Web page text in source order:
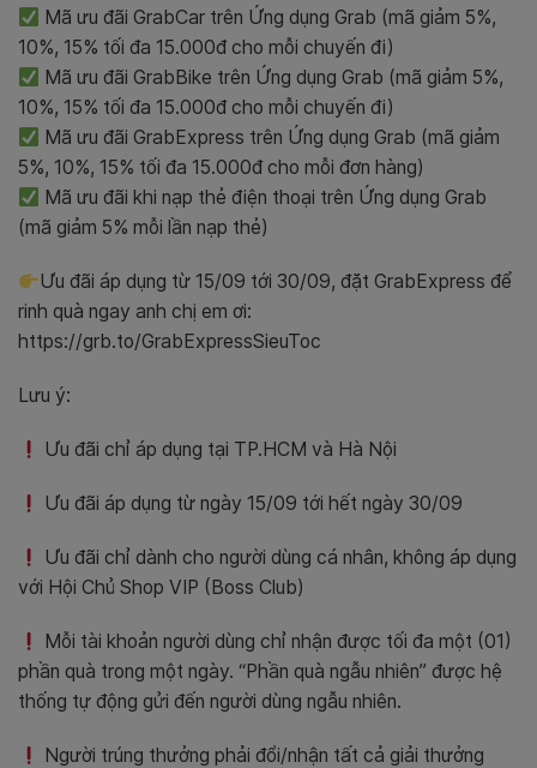
Mã ưu đãi GrabCar trên Ứng dụng Grab (mã giảm 5%,
10%, 15% tối đa 15.000đ cho mỗi chuyến đi)
Mã ưu đãi GrabBike trên Ứng dụng Grab (mã giảm 5%,
10%, 15% tối đa 15.000đ cho mỗi chuyến đi)
Mã ưu đãi GrabExpress trên Ứng dụng Grab (mã giảm
5%, 10%, 15% tối đa 15.000đ cho mỗi đơn hàng)
Mã ưu đãi khi nạp thẻ điện thoại trên Ứng dụng Grab
(mã giảm 5% mỗi lần nạp thẻ)
Ưu đãi áp dụng từ 15/09 tới 30/09, đặt GrabExpress để
rinh quà ngay anh chị em ơi:
https://grb.to/GrabExpressSieuToc
Lưu ý:
Ưu đãi chỉ áp dụng tại TP.HCM và Hà Nội
Ưu đãi áp dụng từ ngày 15/09 tới hết ngày 30/09
Ưu đãi chỉ dành cho người dùng cá nhân, không áp dụng
với Hội Chủ Shop VIP (Boss Club)
Mỗi tài khoản người dùng chỉ nhận được tối đa một (01)
phần quà trong một ngày. “Phần quà ngẫu nhiên” được hệ
thống tự động gửi đến người dùng ngẫu nhiên.
Người trúng thưởng phải đổi/nhận tất cả giải thưởng